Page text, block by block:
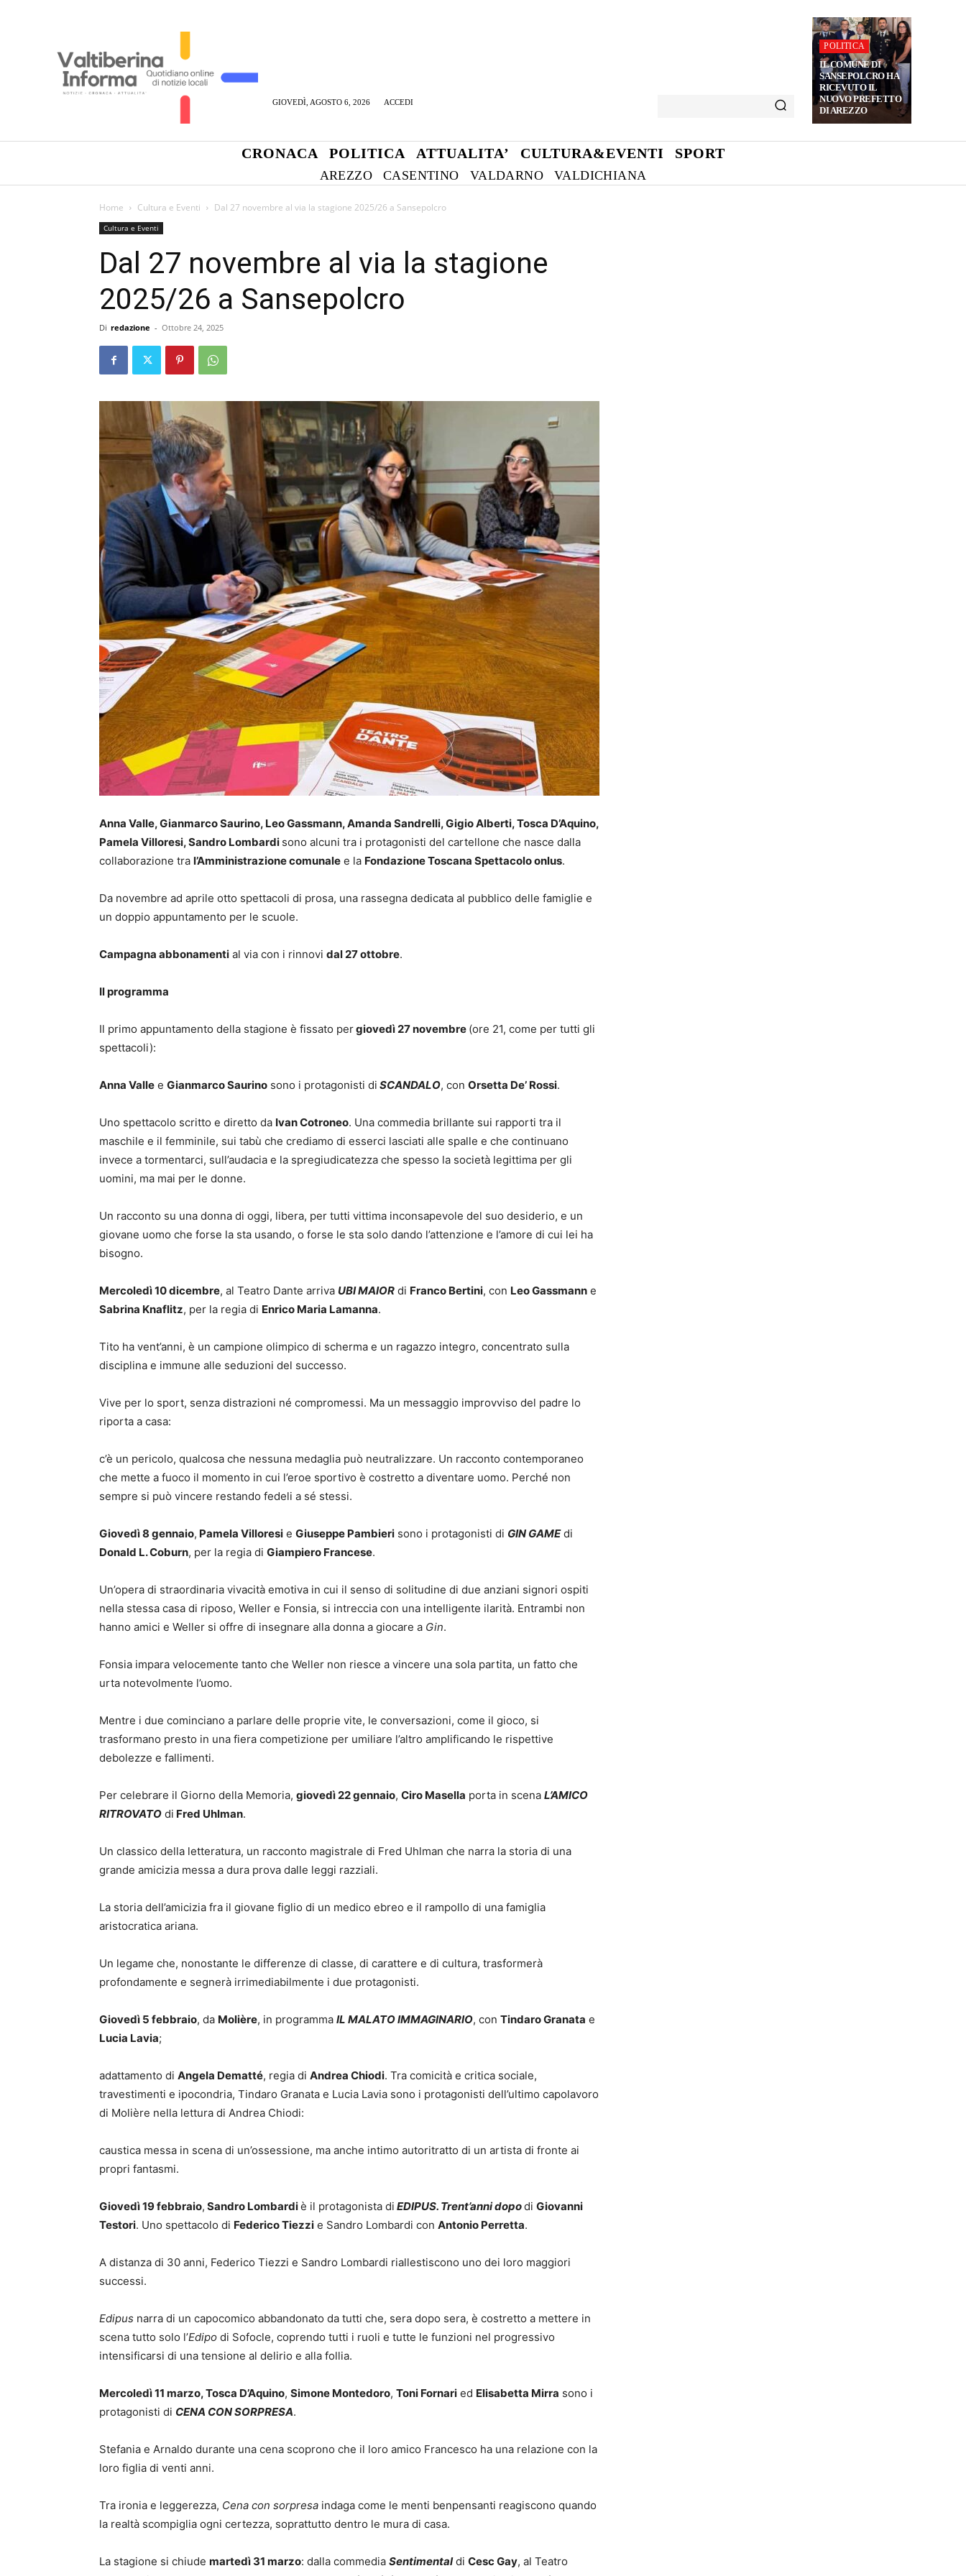
GIOVEDÌ, AGOSTO 6, 2026 ACCEDI
POLITICA
IL COMUNE DI
SANSEPOLCRO HA
RICEVUTO IL
NUOVO PREFETTO
DI AREZZO
CRONACA POLITICA ATTUALITA’ CULTURA&EVENTI SPORT
AREZZO CASENTINO VALDARNO VALDICHIANA
Home Cultura e Eventi Dal 27 novembre al via la stagione 2025/26 a Sansepolcro
Cultura e Eventi
Dal 27 novembre al via la stagione
2025/26 a Sansepolcro
Di redazione - Ottobre 24, 2025
Anna Valle, Gianmarco Saurino, Leo Gassmann, Amanda Sandrelli, Gigio Alberti, Tosca D’Aquino,
Pamela Villoresi, Sandro Lombardi sono alcuni tra i protagonisti del cartellone che nasce dalla
collaborazione tra l’Amministrazione comunale e la Fondazione Toscana Spettacolo onlus.
Da novembre ad aprile otto spettacoli di prosa, una rassegna dedicata al pubblico delle famiglie e
un doppio appuntamento per le scuole.
Campagna abbonamenti al via con i rinnovi dal 27 ottobre.
Il programma
Il primo appuntamento della stagione è fissato pergiovedì 27 novembre (ore 21, come per tutti gli
spettacoli):
Anna Valle e Gianmarco Saurino sono i protagonisti di SCANDALO, con Orsetta De’ Rossi.
Uno spettacolo scritto e diretto da Ivan Cotroneo. Una commedia brillante sui rapporti tra il
maschile e il femminile, sui tabù che crediamo di esserci lasciati alle spalle e che continuano
invece a tormentarci, sull’audacia e la spregiudicatezza che spesso la società legittima per gli
uomini, ma mai per le donne.
Un racconto su una donna di oggi, libera, per tutti vittima inconsapevole del suo desiderio, e un
giovane uomo che forse la sta usando, o forse le sta solo dando l’attenzione e l’amore di cui lei ha
bisogno.
Mercoledì 10 dicembre, al Teatro Dante arriva UBI MAIOR di Franco Bertini, con Leo Gassmann e
Sabrina Knaflitz, per la regia di Enrico Maria Lamanna.
Tito ha vent’anni, è un campione olimpico di scherma e un ragazzo integro, concentrato sulla
disciplina e immune alle seduzioni del successo.
Vive per lo sport, senza distrazioni né compromessi. Ma un messaggio improvviso del padre lo
riporta a casa:
c’è un pericolo, qualcosa che nessuna medaglia può neutralizzare. Un racconto contemporaneo
che mette a fuoco il momento in cui l’eroe sportivo è costretto a diventare uomo. Perché non
sempre si può vincere restando fedeli a sé stessi.
Giovedì 8 gennaio, Pamela Villoresi e Giuseppe Pambieri sono i protagonisti di GIN GAMEdi
Donald L. Coburn, per la regia di Giampiero Francese.
Un’opera di straordinaria vivacità emotiva in cui il senso di solitudine di due anziani signori ospiti
nella stessa casa di riposo, Weller e Fonsia, si intreccia con una intelligente ilarità. Entrambi non
hanno amici e Weller si offre di insegnare alla donna a giocare a Gin.
Fonsia impara velocemente tanto che Weller non riesce a vincere una sola partita, un fatto che
urta notevolmente l’uomo.
Mentre i due cominciano a parlare delle proprie vite, le conversazioni, come il gioco, si
trasformano presto in una fiera competizione per umiliare l’altro amplificando le rispettive
debolezze e fallimenti.
Per celebrare il Giorno della Memoria, giovedì 22 gennaio, Ciro Masella porta in scena L’AMICO
RITROVATO di Fred Uhlman.
Un classico della letteratura, un racconto magistrale di Fred Uhlman che narra la storia di una
grande amicizia messa a dura prova dalle leggi razziali.
La storia dell’amicizia fra il giovane figlio di un medico ebreo e il rampollo di una famiglia
aristocratica ariana.
Un legame che, nonostante le differenze di classe, di carattere e di cultura, trasformerà
profondamente e segnerà irrimediabilmente i due protagonisti.
Giovedì 5 febbraio, da Molière, in programma IL MALATO IMMAGINARIO, con Tindaro Granata e
Lucia Lavia;
adattamento di Angela Dematté, regia di Andrea Chiodi. Tra comicità e critica sociale,
travestimenti e ipocondria, Tindaro Granata e Lucia Lavia sono i protagonisti dell’ultimo capolavoro
di Molière nella lettura di Andrea Chiodi:
caustica messa in scena di un’ossessione, ma anche intimo autoritratto di un artista di fronte ai
propri fantasmi.
Giovedì 19 febbraio, Sandro Lombardiè il protagonista di EDIPUS. Trent’anni dopodi Giovanni
Testori. Uno spettacolo di Federico Tiezzi e Sandro Lombardi con Antonio Perretta.
A distanza di 30 anni, Federico Tiezzi e Sandro Lombardi riallestiscono uno dei loro maggiori
successi.
Edipus narra di un capocomico abbandonato da tutti che, sera dopo sera, è costretto a mettere in
scena tutto solo l’Edipo di Sofocle, coprendo tutti i ruoli e tutte le funzioni nel progressivo
intensificarsi di una tensione al delirio e alla follia.
Mercoledì 11 marzo, Tosca D’Aquino, Simone Montedoro, Toni Fornari ed Elisabetta Mirra sono i
protagonisti di CENA CON SORPRESA.
Stefania e Arnaldo durante una cena scoprono che il loro amico Francesco ha una relazione con la
loro figlia di venti anni.
Tra ironia e leggerezza, Cena con sorpresa indaga come le menti benpensanti reagiscono quando
la realtà scompiglia ogni certezza, soprattutto dentro le mura di casa.
La stagione si chiude martedì 31 marzo: dalla commedia Sentimentaldi Cesc Gay, al Teatro